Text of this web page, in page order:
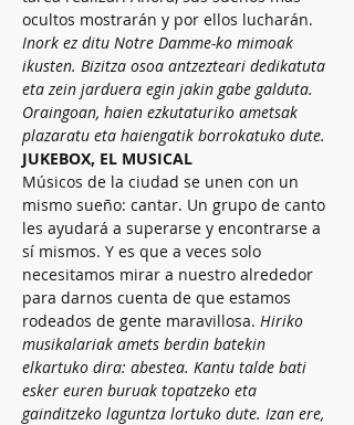
ocultos mostrarán y por ellos lucharán.
Inork ez ditu Notre Damme-ko mimoak
ikusten. Bizitza osoa antzezteari dedikatuta
eta zein jarduera egin jakin gabe galduta.
Oraingoan, haien ezkutaturiko ametsak
plazaratu eta haiengatik borrokatuko dute.
JUKEBOX, EL MUSICAL
Músicos de la ciudad se unen con un
mismo sueño: cantar. Un grupo de canto
les ayudará a superarse y encontrarse a
sí mismos. Y es que a veces solo
necesitamos mirar a nuestro alrededor
para darnos cuenta de que estamos
rodeados de gente maravillosa. Hiriko
musikalariak amets berdin batekin
elkartuko dira: abestea. Kantu talde bati
esker euren buruak topatzeko eta
gainditzeko laguntza lortuko dute. Izan ere,